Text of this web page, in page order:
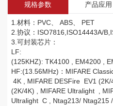
规格参数 产品应用
1.材料：PVC、 ABS、 PET
2.协议：ISO7816,ISO14443A/
3.可封装芯片：
LF:
(125KHZ): TK4100 , EM4200 ,
HF:(13.56MHz)：MIFARE
4K , MIFARE DESFire EV1 (2K/
(2K/4K) , MIFARE Ultralight ,
Ultralight C , Ntag213/ Ntag215 /